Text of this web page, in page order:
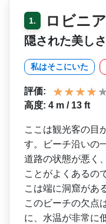
1. ロビニ
隠された美しさ
私はそこにいた
評価:
高度: 4 m / 13 ft
ここは観光客の目
す。ビーチ沿いの
道路の状態が悪く
ことがよくあるの
こは端に洞窟があ
このビーチの欠点
に、水­温が非常に